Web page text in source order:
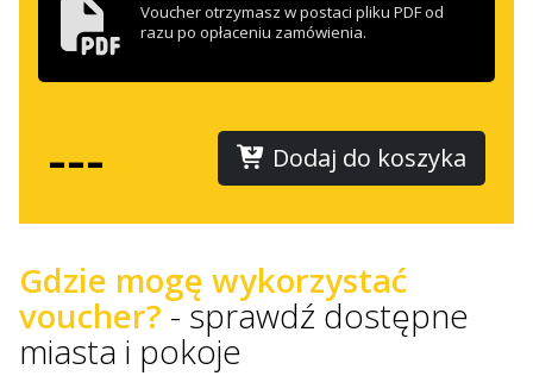
Voucher otrzymasz w postaci pliku PDF od
razu po opłaceniu zamówienia.
--- Dodaj do koszyka
Gdzie mogę wykorzystać
voucher?- sprawdź dostępne
miasta i pokoje